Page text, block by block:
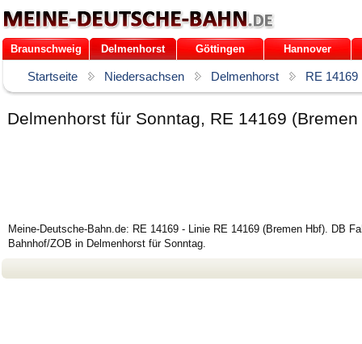
Braunschweig Delmenhorst Göttingen Hannover
Startseite Niedersachsen Delmenhorst RE 14169
Delmenhorst für Sonntag, RE 14169
Meine-Deutsche-Bahn.de: RE 14169 - Linie RE 14169 (Bremen Hbf). DB
Bahnhof/ZOB in Delmenhorst für Sonntag.